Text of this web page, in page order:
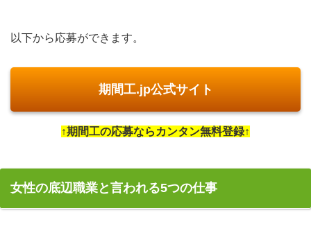
以下から応募ができます。
期間工.jp公式サイト
↑期間工の応募ならカンタン無料登録↑
女性の底辺職業と言われる5つの仕事